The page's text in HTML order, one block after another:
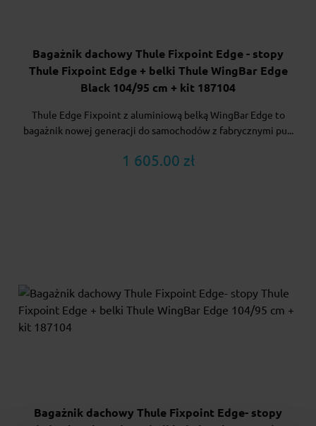
Bagażnik dachowy Thule Fixpoint Edge - stopy
Thule Fixpoint Edge + belki Thule WingBar Edge
Black 104/95 cm + kit 187104
Thule Edge Fixpoint z aluminiową belką WingBar Edge to
bagażnik nowej generacji do samochodów z fabrycznymi pu...
1 605.00 zł
Bagażnik dachowy Thule Fixpoint Edge- stopy